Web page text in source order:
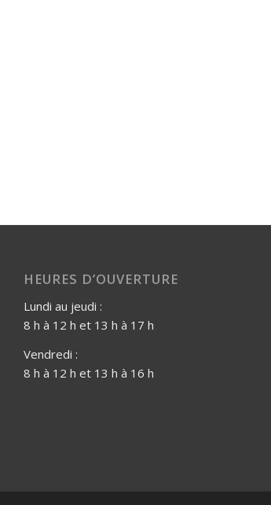
HEURES D’OUVERTURE
Lundi au jeudi :
8 h à 12 h et 13 h à 17 h
Vendredi :
8 h à 12 h et 13 h à 16 h